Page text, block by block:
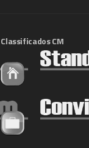
Classificados CM